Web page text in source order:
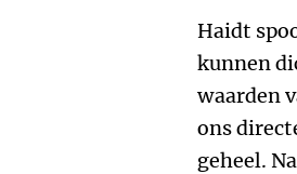
Haidt
kunnen
waarden
ons
geheel.